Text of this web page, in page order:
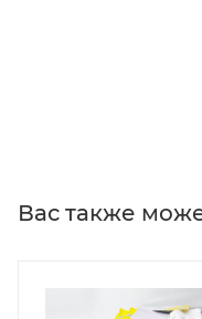
Вас также